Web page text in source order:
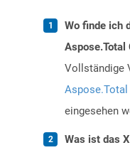
Wo finde ich
Aspose.Total
Vollständige
eingesehen
Was ist das